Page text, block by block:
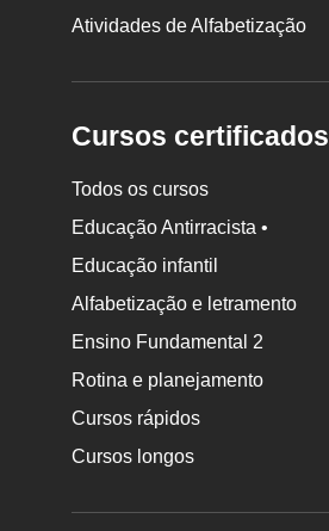
Atividades de Alfabetização
Cursos certificados
Todos os cursos
Educação Antirracista •
Educação infantil
Alfabetização e letramento
Ensino Fundamental 2
Rotina e planejamento
Cursos rápidos
Cursos longos